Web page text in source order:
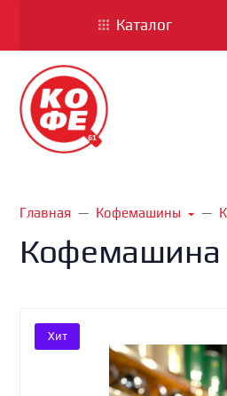
Каталог
Главная Кофемашины
Кофемашина
Хит